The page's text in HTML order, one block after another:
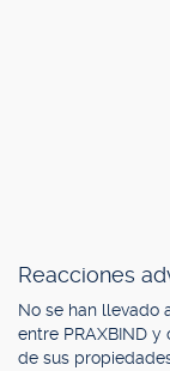
Reacciones
No se han llevado
entre PRAXBIND
de sus